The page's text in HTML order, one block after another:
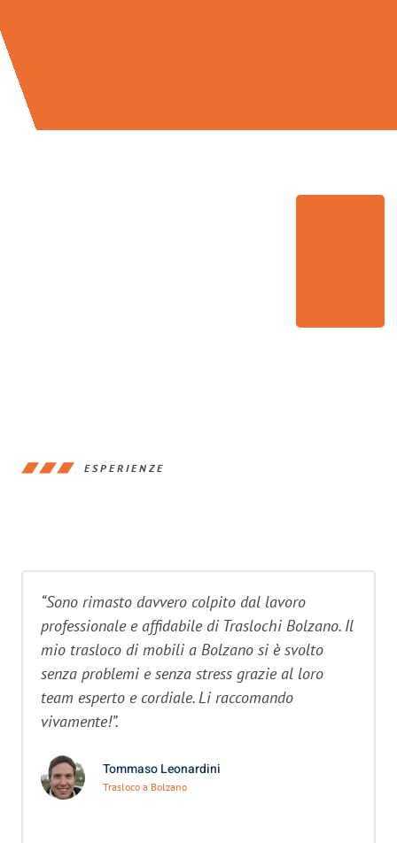
ESPERIENZE
“Sono rimasto davvero colpito dal lavoro
professionale e affidabile di Traslochi Bolzano. Il
mio trasloco di mobili a Bolzano si è svolto
senza problemi e senza stress grazie al loro
team esperto e cordiale. Li raccomando
vivamente!”.
Tommaso Leonardini
Trasloco a Bolzano